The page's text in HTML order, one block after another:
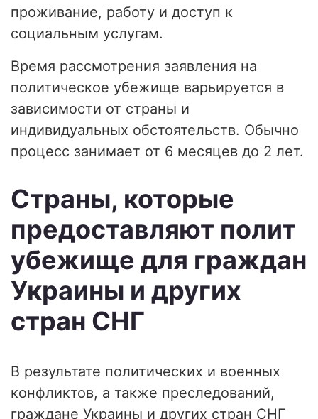
проживание, работу и доступ к
социальным услугам.
Время рассмотрения заявления на
политическое убежище варьируется в
зависимости от страны и
индивидуальных обстоятельств. Обычно
процесс занимает от 6 месяцев до 2 лет.
Страны, которые
предоставляют полит
убежище для граждан
Украины и других
стран СНГ
В результате политических и военных
конфликтов, а также преследований,
граждане Украины и других стран СНГ